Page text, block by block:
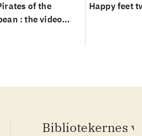
of the
: the video
Happy feet
Bibliotekernes